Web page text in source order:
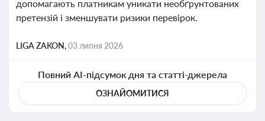
допомагають платникам уникати необґрунтованих
претензій і зменшувати ризики перевірок.
LIGA ZAKON,03 липня 2026
Повний AI-підсумок дня та статті-джерела
ОЗНАЙОМИТИСЯ